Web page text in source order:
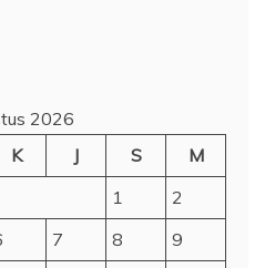
2026
K J S
M
1
2
7 8
9